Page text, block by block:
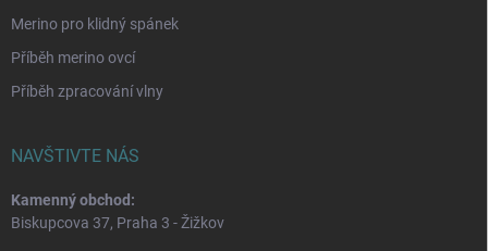
Merino pro klidný spánek
Příběh merino ovcí
Příběh zpracování vlny
NAVŠTIVTE NÁS
Kamenný obchod:
Biskupcova 37, Praha 3 - Žižkov